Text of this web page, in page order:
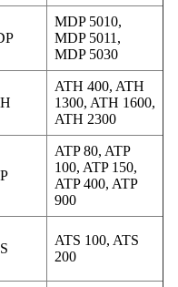
MDP 5010,
MDP 5011,
MDP 5030
ATH 400, ATH
1300, ATH 1600,
ATH 2300
ATP 80, ATP
100, ATP 150,
ATP 400, ATP
900
ATS 100, ATS
200